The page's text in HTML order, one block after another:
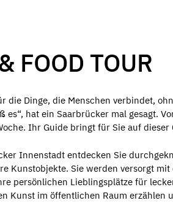
FOOD TOUR
die Dinge, die Menschen verbindet,
hat ein Saarbrücker mal gesagt.
Ihr Guide bringt für Sie auf
Innenstadt entdecken Sie
Kunstobjekte. Sie werden versorgt
persönlichen Lieblingsplätze für
Kunst im öffentlichen Raum erzählen